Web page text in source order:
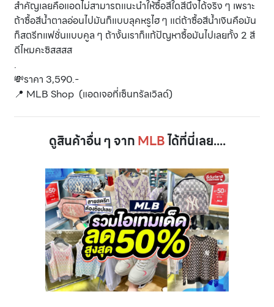
สำคัญเลยคือแอดไม่สามารถแนะนำให้ซื้อสีใดสีนึงได้จริง ๆ เพราะ
ถ้าซื้อสีน้ำตาลอ่อนไปมันก็แบบลุคหรูไฮ ๆ แต่ถ้าซื้อสีน้ำเงินคือมัน
ก็สตรีทแฟชั่นแบบคูล ๆ ถ้างั้นเราก็แก้ปัญหาซื้อมันไปเลยทั้ง 2 สี
ดีไหมคะซิสสสส
.
💸ราคา 3,590.-
📍 MLB Shop (แอดเจอที่เซ็นทรัลเวิลด์)
ดูสินค้าอื่น ๆ จากMLBได้ที่นี่เลย....